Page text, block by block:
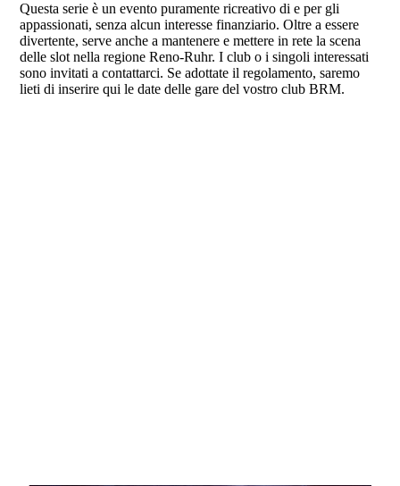
Questa serie è un evento puramente ricreativo di e per gli
appassionati, senza alcun interesse finanziario. Oltre a essere
divertente, serve anche a mantenere e mettere in rete la scena
delle slot nella regione Reno-Ruhr. I club o i singoli interessati
sono invitati a contattarci. Se adottate il regolamento, saremo
lieti di inserire qui le date delle gare del vostro club BRM.